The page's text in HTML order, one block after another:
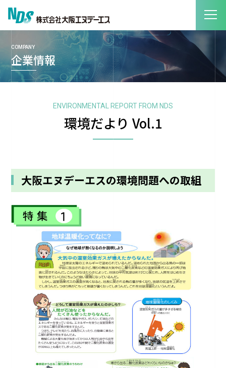
COMPANY
企業情報
ENVIRONMENTAL REPORT FROM NDS
環境だより Vol.1
大阪エヌデーエスの環境問題への取組